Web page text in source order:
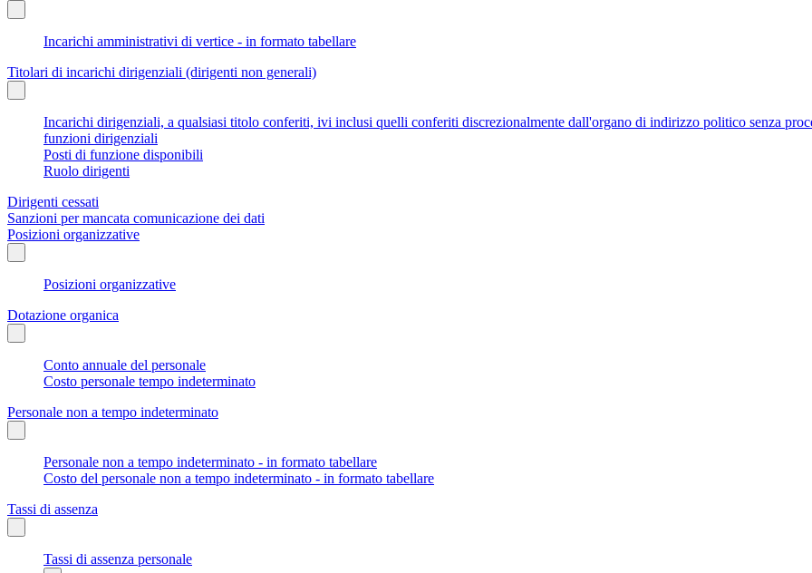
Incarichi amministrativi di vertice - in formato tabellare
Titolari di incarichi dirigenziali (dirigenti non generali)
Incarichi dirigenziali, a qualsiasi titolo conferiti, ivi inclusi quelli conferiti discrezionalmente dall'organo di indirizzo politico senza
funzioni dirigenziali
Posti di funzione disponibili
Ruolo dirigenti
Dirigenti cessati
Sanzioni per mancata comunicazione dei dati
Posizioni organizzative
Posizioni organizzative
Dotazione organica
Conto annuale del personale
Costo personale tempo indeterminato
Personale non a tempo indeterminato
Personale non a tempo indeterminato - in formato tabellare
Costo del personale non a tempo indeterminato - in formato tabellare
Tassi di assenza
Tassi di assenza personale